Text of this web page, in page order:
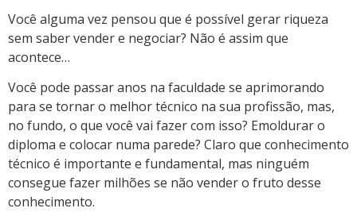
Você alguma vez pensou que é possível gerar riqueza
sem saber vender e negociar? Não é assim que
acontece…
Você pode passar anos na faculdade se aprimorando
para se tornar o melhor técnico na sua profissão, mas,
no fundo, o que você vai fazer com isso? Emoldurar o
diploma e colocar numa parede? Claro que conhecimento
técnico é importante e fundamental, mas ninguém
consegue fazer milhões se não vender o fruto desse
conhecimento.